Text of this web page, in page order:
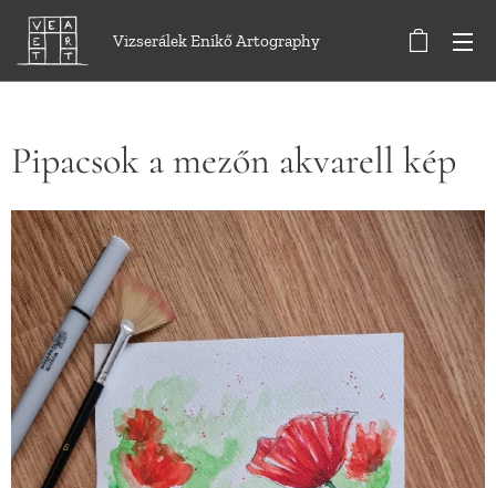
Vizserálek Enikő Artography
Pipacsok a mezőn akvarell kép